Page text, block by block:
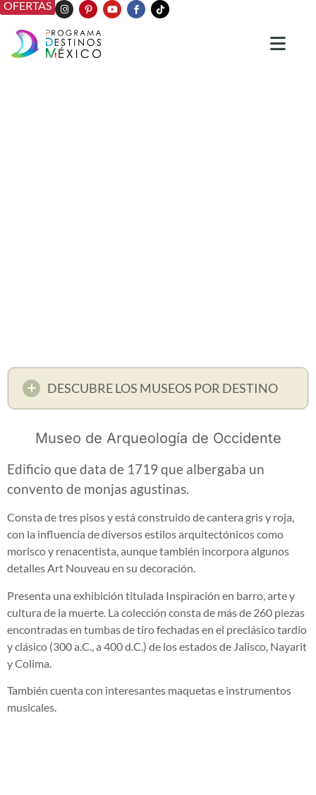
OFERTAS
DESCUBRE LOS MUSEOS POR DESTINO
Museo de Arqueología de Occidente
Edificio que data de 1719 que albergaba un
convento de monjas agustinas.
Consta de tres pisos y está construido de cantera gris y roja,
con la influencia de diversos estilos arquitectónicos como
morisco y renacentista, aunque también incorpora algunos
detalles Art Nouveau en su decoración.
Presenta una exhibición titulada Inspiración en barro, arte y
cultura de la muerte. La colección consta de más de 260 piezas
encontradas en tumbas de tiro fechadas en el preclásico tardío
y clásico (300 a.C., a 400 d.C.) de los estados de Jalisco, Nayarit
y Colima.
También cuenta con interesantes maquetas e instrumentos
musicales.